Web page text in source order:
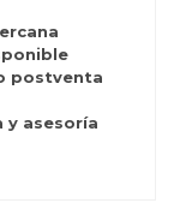
postventa
y asesoría